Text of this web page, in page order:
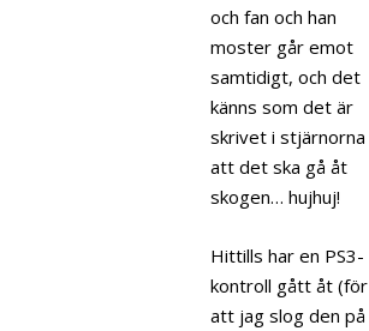
och fan och han
moster går emot
samtidigt, och det
känns som det är
skrivet i stjärnorna
att det ska gå åt
skogen… hujhuj!
Hittills har en PS3-
kontroll gått åt (för
att jag slog den på